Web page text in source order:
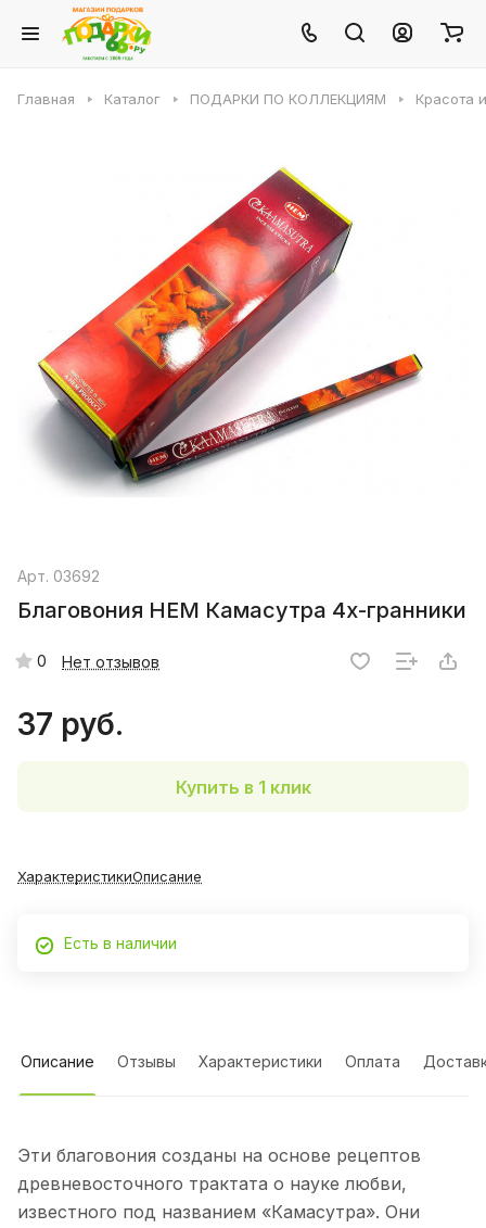
Главная Каталог ПОДАРКИ ПО КОЛЛЕКЦИЯМ Красота
Арт. 03692
Благовония HEM Камасутра 4х-гранники
0 Нет отзывов
37 руб.
Купить в 1 клик
ХарактеристикиОписание
Есть в наличии
Описание Отзывы Характеристики Оплата
Эти благовония созданы на основе рецептов
древневосточного трактата о науке любви,
известного под названием «Камасутра». Они